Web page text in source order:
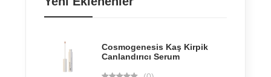
Cosmogenesis Kaş Kirpik
Canlandırıcı Serum